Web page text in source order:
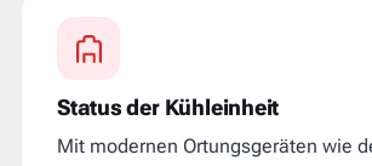
Status der Kühleinheit
Mit modernen Ortungsgeräten wie